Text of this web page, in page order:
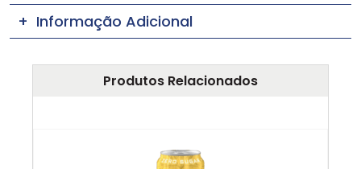
Informação Adicional
Produtos Relacionados